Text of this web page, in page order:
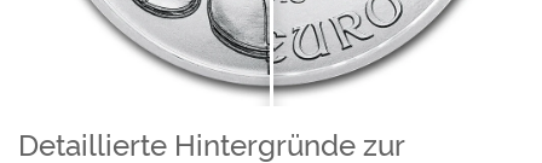
Detaillierte Hintergründe zur